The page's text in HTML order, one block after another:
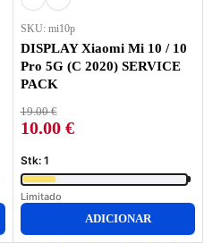
SKU: mi10p
DISPLAY Xiaomi Mi 10 / 10
Pro 5G (C 2020) SERVICE
PACK
19.00€
10.00 €
Stk: 1
Limitado
ADICIONAR